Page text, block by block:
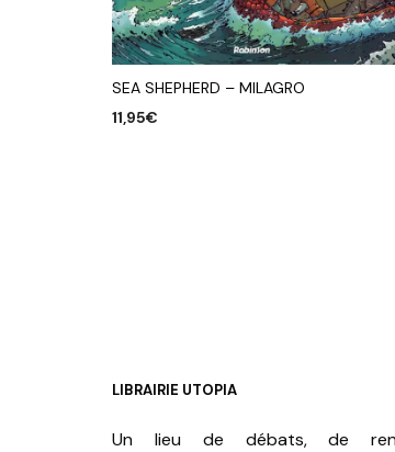
SEA SHEPHERD – MILAGRO
11,95€
LIBRAIRIE UTOPIA
Un lieu de débats, de